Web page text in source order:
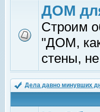
ДОМ
Строим
"ДОМ,
стены,
Дела давно минувших